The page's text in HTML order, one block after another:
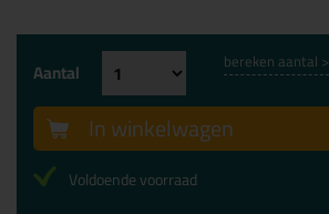
Aantal bereken aantal >
In winkelwagen
Voldoende voorraad